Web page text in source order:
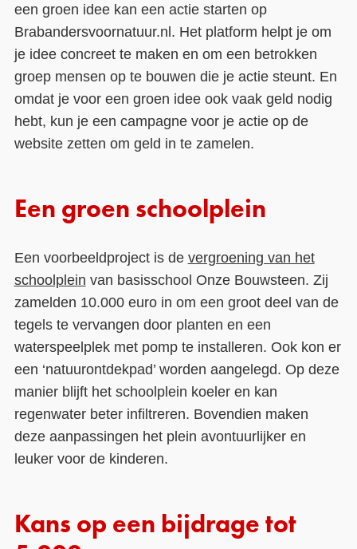
een groen idee kan een actie starten op
Brabandersvoornatuur.nl. Het platform helpt je om
je idee concreet te maken en om een betrokken
groep mensen op te bouwen die je actie steunt. En
omdat je voor een groen idee ook vaak geld nodig
hebt, kun je een campagne voor je actie op de
website zetten om geld in te zamelen.
Een groen schoolplein
Een voorbeeldproject is de vergroening van het
schoolplein van basisschool Onze Bouwsteen. Zij
zamelden 10.000 euro in om een groot deel van de
tegels te vervangen door planten en een
waterspeelplek met pomp te installeren. Ook kon er
een ‘natuurontdekpad’ worden aangelegd. Op deze
manier blijft het schoolplein koeler en kan
regenwater beter infiltreren. Bovendien maken
deze aanpassingen het plein avontuurlijker en
leuker voor de kinderen.
Kans op een bijdrage tot